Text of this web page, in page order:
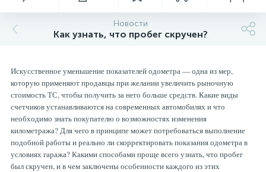
Новости
Как узнать, что пробег скручен?
Искусственное уменьшение показателей одометра — одна из мер,
которую применяют продавцы при желании увеличить рыночную
стоимость ТС, чтобы получить за него больше средств. Какие виды
счетчиков устанавливаются на современных автомобилях и что
необходимо знать покупателю о возможностях изменения
километража? Для чего в принципе может потребоваться выполнение
подобной работы и реально ли скорректировать показания одометра в
условиях гаража? Какими способами проще всего узнать, что пробег
был скручен, и в чем заключены особенности каждого из этих
Ремонт подвески и ходовой части
Ремонт агрегатов
Кузовные работы
Плановое Т.О.
Отзывы о компании
Обзоры
Рейтинг
Технологии
Фильтр МАСЛЯНЫЙ
Фильтр ТОПЛИВНЫЙ
Фильтр ВОЗДУШНЫЙ
Фильтр САЛОННЫЙ